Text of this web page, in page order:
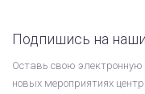
Подпишись на
Оставь свою
новых мероприятиях